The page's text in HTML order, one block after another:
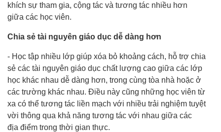
khích sự tham gia, cộng tác và tương tác nhiều hơn
giữa các học viên.
Chia sẻ tài nguyên giáo dục dễ dàng hơn
- Học tập nhiều lớp giúp xóa bỏ khoảng cách, hỗ trợ chia
sẻ các tài nguyên giáo dục chất lượng cao giữa các lớp
học khác nhau dễ dàng hơn, trong cùng tòa nhà hoặc ở
các trường khác nhau. Điều này cũng những học viên từ
xa có thể tương tác liền mạch với nhiều trải nghiệm tuyệt
vời thông qua khả năng tương tác với nhau giữa các
địa điểm trong thời gian thực.